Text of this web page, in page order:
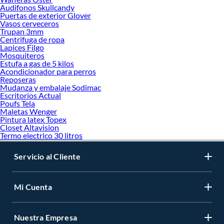
Audifonos Skullcandy
Puertas de exterior Glover
Vasos cerveceros
Trupan 3mm
Centrifuga de ropa
Lapices Filgo
Mosquiteros
Estufa a gas de 5 kilos
Acondicionador para perros
Reposeras
Mudanza y embalaje Sodimac
Escritorios Actual
Poufs Tela
Maletas Wenger
Pintura latex Topex
Closet Altavision
Termo electrico 30 litros
Servicio al Cliente
Mi Cuenta
Nuestra Empresa